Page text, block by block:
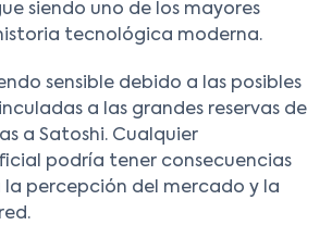
siendo uno de los mayores
tecnológica moderna.
sensible debido a las posibles
a las grandes reservas de
a Satoshi. Cualquier
podría tener consecuencias
la percepción del mercado y la